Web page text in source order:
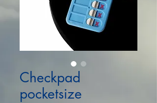
Checkpad
pocketsize